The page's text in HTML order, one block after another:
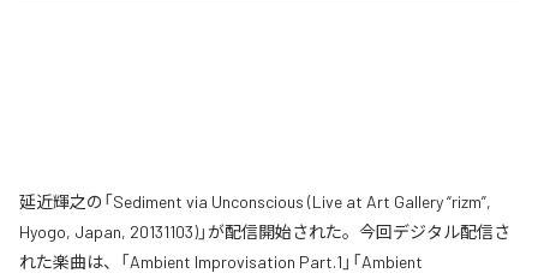
延近輝之の「Sediment via Unconscious (Live at Art Gallery “rizm”,
Hyogo, Japan, 20131103)」が配信開始された。今回デジタル配信さ
れた楽曲は、「Ambient Improvisation Part.1」「Ambient